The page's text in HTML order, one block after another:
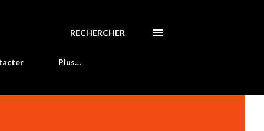
RECHERCHER
Plus…